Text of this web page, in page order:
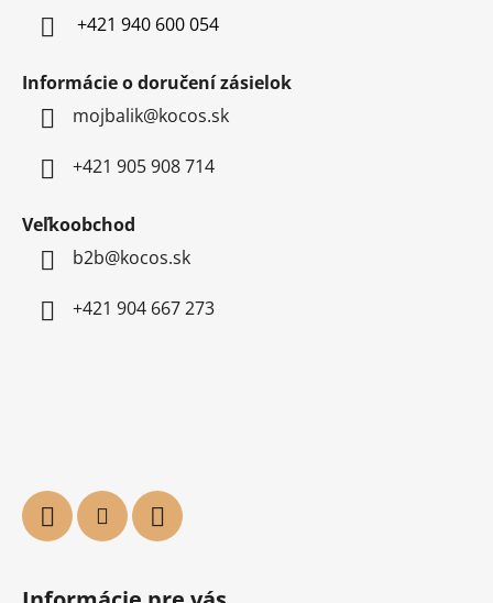
+421 940 600 054
Informácie o doručení zásielok
mojbalik@kocos.sk
+421 905 908 714
Veľkoobchod
b2b@kocos.sk
+421 904 667 273